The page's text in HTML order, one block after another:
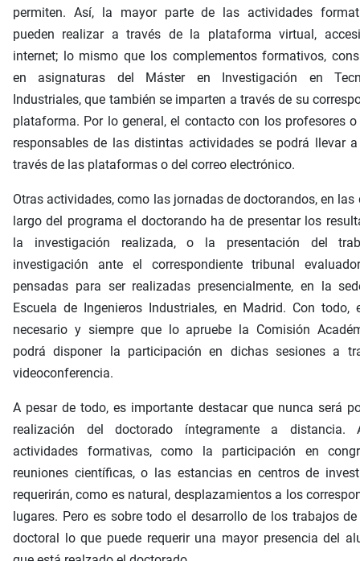
permiten. Así, la mayor parte de las actividades
pueden realizar a través de la plataforma virtual,
internet; lo mismo que los complementos formativos,
en asignaturas del Máster en Investigación en
Industriales, que también se imparten a través de su
plataforma. Por lo general, el contacto con los profesores
responsables de las distintas actividades se podrá llevar
través de las plataformas o del correo electrónico.
Otras actividades, como las jornadas de doctorandos, en las
largo del programa el doctorando ha de presentar los
la investigación realizada, o la presentación del
investigación ante el correspondiente tribunal
pensadas para ser realizadas presencialmente, en la
Escuela de Ingenieros Industriales, en Madrid. Con todo,
necesario y siempre que lo apruebe la Comisión
podrá disponer la participación en dichas sesiones a
videoconferencia.
A pesar de todo, es importante destacar que nunca será
realización del doctorado íntegramente a distancia.
actividades formativas, como la participación en
reuniones científicas, o las estancias en centros de
requerirán, como es natural, desplazamientos a los
lugares. Pero es sobre todo el desarrollo de los trabajos
doctoral lo que puede requerir una mayor presencia del